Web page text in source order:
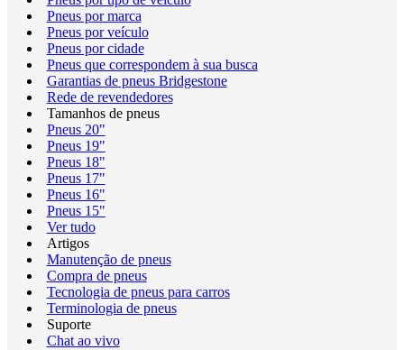
Pneus por marca
Pneus por veículo
Pneus por cidade
Pneus que correspondem à sua busca
Garantias de pneus Bridgestone
Rede de revendedores
Tamanhos de pneus
Pneus 20"
Pneus 19"
Pneus 18"
Pneus 17"
Pneus 16"
Pneus 15"
Ver tudo
Artigos
Manutenção de pneus
Compra de pneus
Tecnologia de pneus para carros
Terminologia de pneus
Suporte
Chat ao vivo